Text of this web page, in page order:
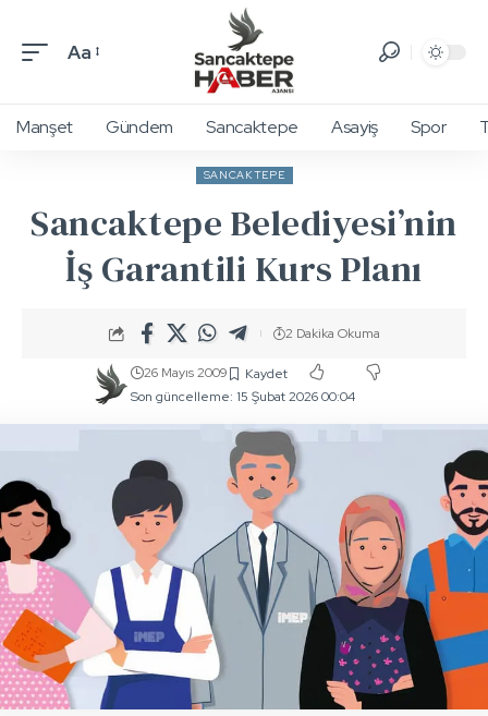
Aa
Manşet Gündem Sancaktepe Asayiş Spor
SANCAKTEPE
Sancaktepe Belediyesi’nin
İş Garantili Kurs Planı
Son güncelleme: 15 Şubat 2026 00:04
26 Mayıs 2009
2 Dakika Okuma